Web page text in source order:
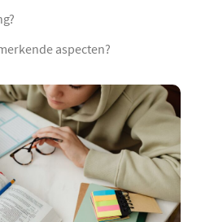
aspecten?